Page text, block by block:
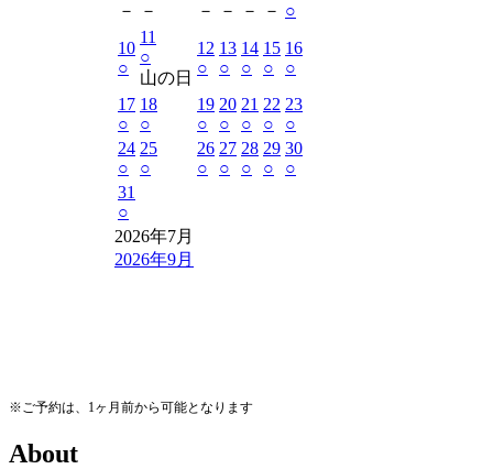
－ － － － － － ○
10
○
11
○
山の日
12
○
13
○
14
○
15
○
16
○
17
○
18
○
19
○
20
○
21
○
22
○
23
○
24
○
25
○
26
○
27
○
28
○
29
○
30
○
31
○
2026年7月
2026年9月
※ご予約は、1ヶ月前から可能となります
About